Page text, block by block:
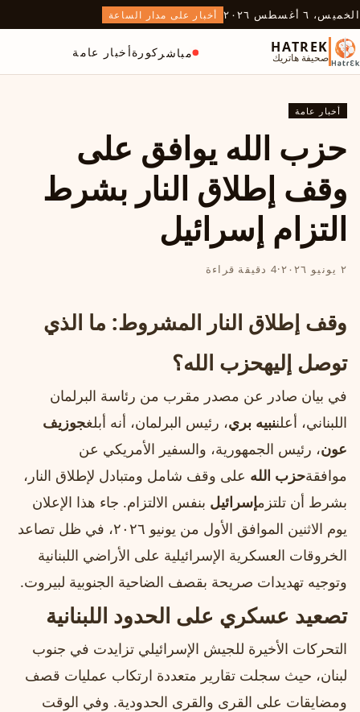
الخميس، ٦ أغسطس ٢٠٢٦ أخبار على مدار الساعة
HATREK
صحيفة هاتريك مباشر كورةأخبار عامة
أخبار عامة
حزب الله يوافق على
وقف إطلاق النار بشرط
التزام إسرائيل
٢ يونيو ٢٠٢٦ ·4 دقيقة قراءة
وقف إطلاق النار المشروط: ما الذي
توصل إليهحزب الله؟
في بيان صادر عن مصدر مقرب من رئاسة البرلمان
اللبناني، أعلننبيه بري، رئيس البرلمان، أنه أبلغجوزيف
عون، رئيس الجمهورية، والسفير الأمريكي عن
موافقةحزب الله على وقف شامل ومتبادل لإطلاق النار،
بشرط أن تلتزمإسرائيل بنفس الالتزام. جاء هذا الإعلان
يوم الاثنين الموافق الأول من يونيو ٢٠٢٦، في ظل تصاعد
الخروقات العسكرية الإسرائيلية على الأراضي اللبنانية
وتوجيه تهديدات صريحة بقصف الضاحية الجنوبية لبيروت.
تصعيد عسكري على الحدود اللبنانية
التحركات الأخيرة للجيش الإسرائيلي تزايدت في جنوب
لبنان، حيث سجلت تقارير متعددة ارتكاب عمليات قصف
ومضايقات على القرى والقرى الحدودية. وفي الوقت